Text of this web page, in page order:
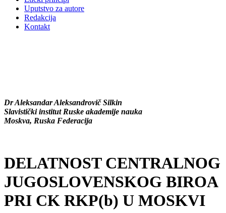
Uputstvo za autore
Redakcija
Kontakt
Dr Aleksandar Aleksandrovič Silkin
Slavistički institut Ruske akademije nauka
Moskva, Ruska Federacija
DELATNOST CENTRALNOG
JUGOSLOVENSKOG BIROA
PRI CK RKP(b) U MOSKVI